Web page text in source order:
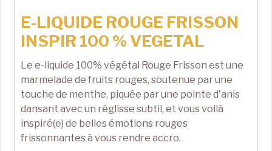
E-LIQUIDE ROUGE FRISSON
INSPIR 100 % VEGETAL
Le e-liquide 100% végétal Rouge Frisson est une
marmelade de fruits rouges, soutenue par une
touche de menthe, piquée par une pointe d'anis
dansant avec un réglisse subtil, et vous voilà
inspiré(e) de belles émotions rouges
frissonnantes à vous rendre accro.